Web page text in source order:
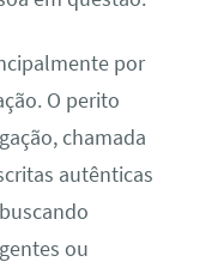
por
O perito
chamada
autênticas
ou